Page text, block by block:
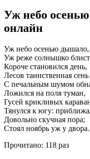
Уж небо
онлайн
Уж небо осенью дышало,
Уж реже солнышко
Короче становился день,
Лесов таинственная сень
С печальным шумом
Ложился на поля туман,
Гусей крикливых
Тянулся к югу:
Довольно скучная пора;
Стоял ноябрь уж у двора.
Прочитано: 118 раз